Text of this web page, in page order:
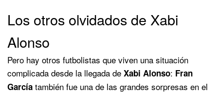
Los otros olvidados de Xabi
Alonso
Pero hay otros futbolistas que viven una situación
complicada desde la llegada de Xabi Alonso: Fran
García también fue una de las grandes sorpresas en el